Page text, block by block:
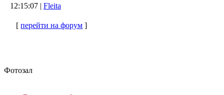
12:15:07 | Fleita
[перейти на форум ]
Фотозал